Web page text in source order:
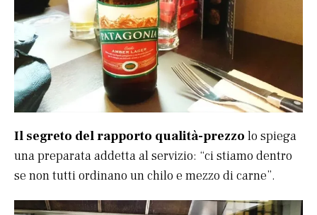
Il segreto del rapporto qualità-prezzo lo spiega
una preparata addetta al servizio: “ci stiamo dentro
se non tutti ordinano un chilo e mezzo di carne”.